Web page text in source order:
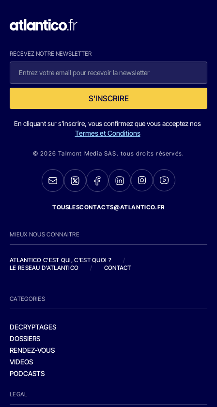
RECEVEZ NOTRE NEWSLETTER
S'INSCRIRE
En cliquant sur s'inscrire, vous confirmez que vous acceptez nos
Termes et Conditions
© 2026 Talmont Media SAS. tous droits réservés.
TOUSLESCONTACTS@ATLANTICO.FR
MIEUX NOUS CONNAITRE
ATLANTICO C'EST QUI, C'EST QUOI ?
/
LE RESEAU D'ATLANTICO
/ CONTACT
CATEGORIES
DECRYPTAGES
DOSSIERS
RENDEZ-VOUS
VIDEOS
PODCASTS
LEGAL